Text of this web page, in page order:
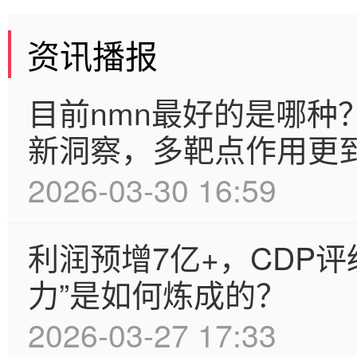
资讯播报
目前nmn最好的是哪种
新洞察，多靶点作用更
2026-03-30 16:59
利润预增7亿+，CDP
力”是如何炼成的？
2026-03-27 17:33